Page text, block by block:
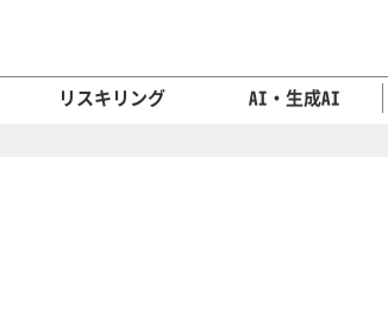
リスキリング AI・生成AI